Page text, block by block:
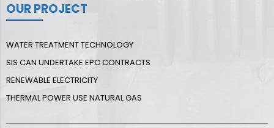
OUR PROJECT
WATER TREATMENT TECHNOLOGY
SIS CAN UNDERTAKE EPC CONTRACTS
RENEWABLE ELECTRICITY
THERMAL POWER USE NATURAL GAS